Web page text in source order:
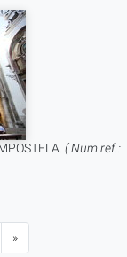
( Num ref.:
»